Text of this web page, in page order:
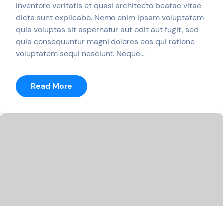
inventore veritatis et quasi architecto beatae vitae
dicta sunt explicabo. Nemo enim ipsam voluptatem
quia voluptas sit aspernatur aut odit aut fugit, sed
quia consequuntur magni dolores eos qui ratione
voluptatem sequi nesciunt. Neque…
Read More
Mars